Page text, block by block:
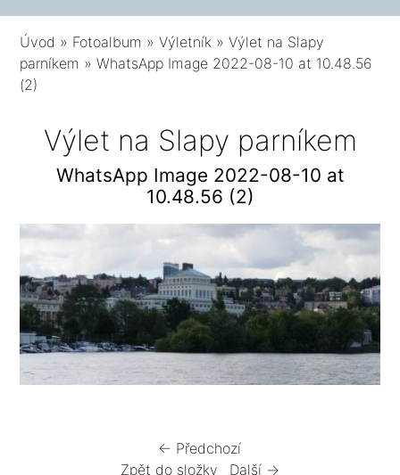
Úvod » Fotoalbum »Výletník »Výlet na Slapy
parníkem »WhatsApp Image 2022-08-10 at 10.48.56
(2)
Výlet na Slapy parníkem
WhatsApp Image 2022-08-10 at
10.48.56 (2)
← Předchozí
Zpět do složky
Další →